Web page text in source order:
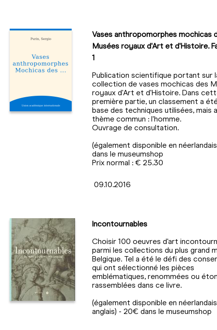
Vases anthropomorphes mochicas
Musées royaux d'Art et d'Histoire.
1
Publication scientifique portant sur
collection de vases mochicas des
royaux d'Art et d'Histoire. Dans
première partie, un classement a
base des techniques utilisées, mais
thème commun : l'homme.
Ouvrage de consultation.
(également disponible en
dans le museumshop
Prix normal : € 25.30
09.10.2016
Incontournables
Choisir 100 oeuvres d'art
parmi les collections du plus grand
Belgique. Tel a été le défi des
qui ont sélectionné les pièces
emblématiques, renommées ou
rassemblées dans ce livre.
(également disponible en
anglais) - 20€ dans le museumshop